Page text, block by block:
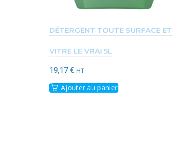
DÉTERGENT TOUTE SURFACE ET
VITRE LE VRAI 5L
19,17 € HT
Ajouter au panier